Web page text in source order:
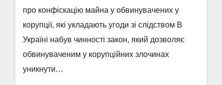
про конфіскацію майна у обвинувачених у
корупції, які укладають угоди зі слідством В
Україні набув чинності закон, який дозволяє
обвинуваченим у корупційних злочинах
уникнути…